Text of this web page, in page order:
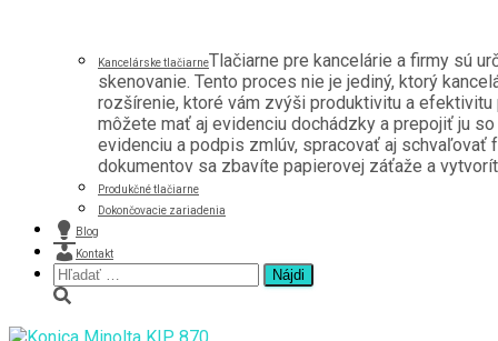
Kancelárske tlačiarneTlačiarne pre kancelárie a firmy sú
skenovanie. Tento proces nie je jediný, ktorý
rozšírenie, ktoré vám zvýši produktivitu a efektivitu
môžete mať aj evidenciu dochádzky a prepojiť ju
evidenciu a podpis zmlúv, spracovať aj schvaľovať
dokumentov sa zbavíte papierovej záťaže a
Produkčné tlačiarne
Dokončovacie zariadenia
Blog
Kontakt
Hľadať: